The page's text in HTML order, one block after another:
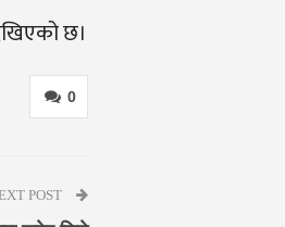
छ।
0
POST